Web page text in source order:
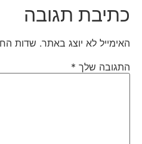
כתיבת תגובה
האימייל לא יוצג באתר. שדות
התגובה שלך*